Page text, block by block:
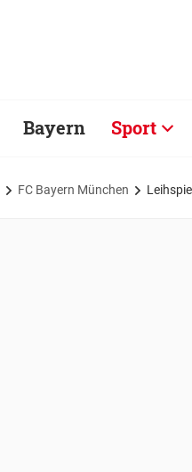
Bayern Sport
FC Bayern München